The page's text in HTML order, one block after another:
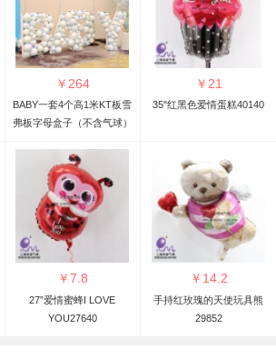
￥ 264
BABY一套4个高1米KT板雪
弗板字母盒子（不含气球）
￥ 21
35"红黑色爱情蛋糕40140
￥7.8
27”爱情蜜蜂I LOVE
YOU27640
￥ 14.2
手持红玫瑰的天使玩具熊
29852